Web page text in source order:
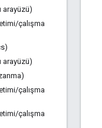
arayüzü)
/çalışma
arayüzü)
/çalışma
/çalışma